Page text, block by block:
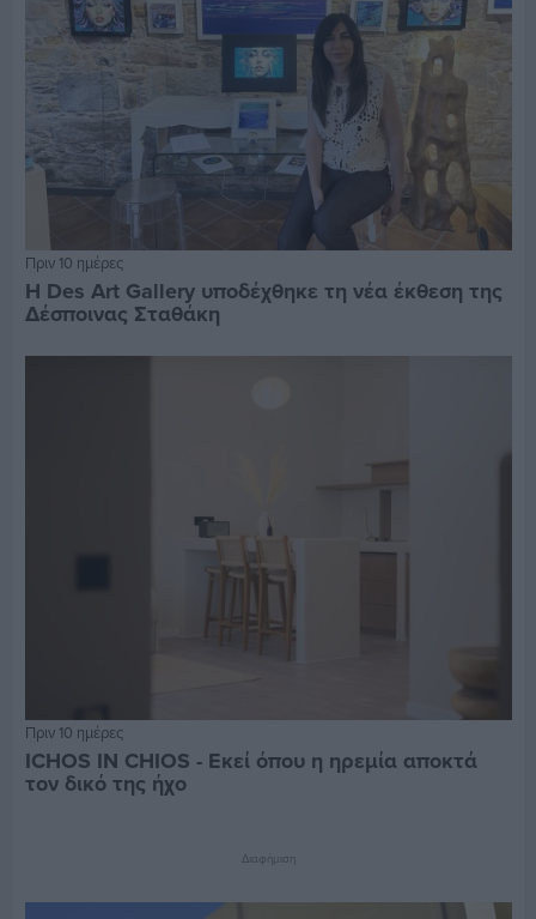
Πριν 10 ημέρες
Η Des Art Gallery υποδέχθηκε τη νέα έκθεση της
Δέσποινας Σταθάκη
Πριν 10 ημέρες
ICHOS IN CHIOS - Εκεί όπου η ηρεμία αποκτά
τον δικό της ήχο
Διαφήμιση